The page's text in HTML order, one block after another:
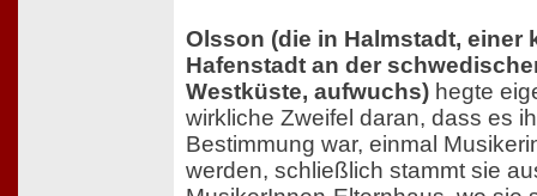
Olsson (die in Halmstadt, einer
Hafenstadt an der
Westküste, aufwuchs) hegte
wirkliche Zweifel daran, dass es
Bestimmung war, einmal
werden, schließlich stammt sie